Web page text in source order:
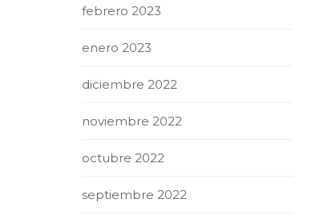
febrero 2023
enero 2023
diciembre 2022
noviembre 2022
octubre 2022
septiembre 2022